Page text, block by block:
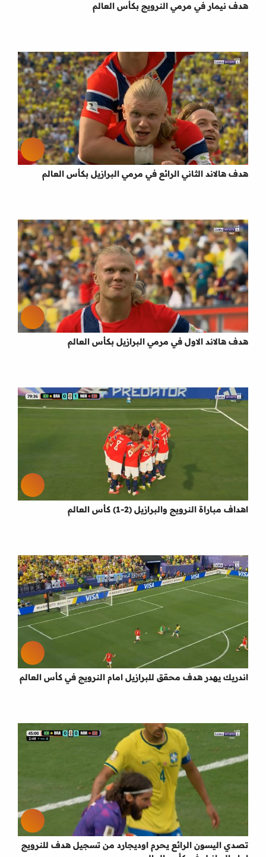
هدف نيمار في مرمي النرويج بكأس العالم
هدف هالاند الثاني الرائع في مرمي البرازيل بكأس العالم
هدف هالاند الاول في مرمي البرازيل بكأس العالم
اهداف مباراة النرويج والبرازيل (2-1) كأس العالم
اندريك يهدر هدف محقق للبرازيل امام النرويج في كأس العالم
تصدي اليسون الرائع يحرم اوديجارد من تسجيل هدف للنرويج